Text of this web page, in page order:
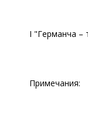
I "Германча –
Примечания: